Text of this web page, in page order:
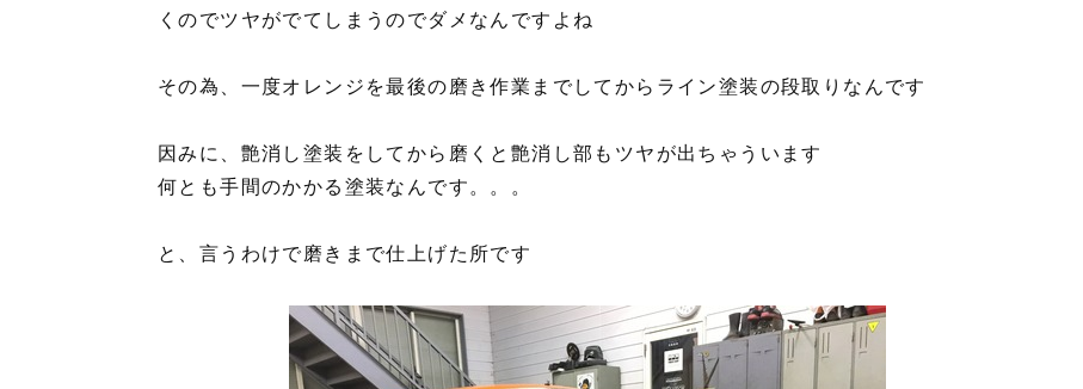
くのでツヤがでてしまうのでダメなんですよね
その為、一度オレンジを最後の磨き作業までしてからライン塗装の段取りなんです
因みに、艶消し塗装をしてから磨くと艶消し部もツヤが出ちゃういます
何とも手間のかかる塗装なんです。。。
と、言うわけで磨きまで仕上げた所です